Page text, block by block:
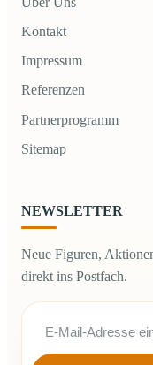
Kontakt
Impressum
Referenzen
Partnerprogramm
Sitemap
NEWSLETTER
Neue Figuren,
direkt ins Postfach.